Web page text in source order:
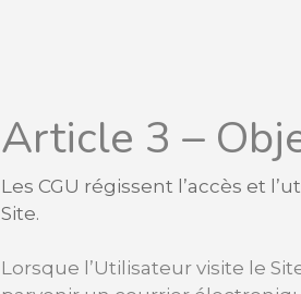
Article 3 –
Les CGU régissent l’accès et
Site.
Lorsque l’Utilisateur visite le